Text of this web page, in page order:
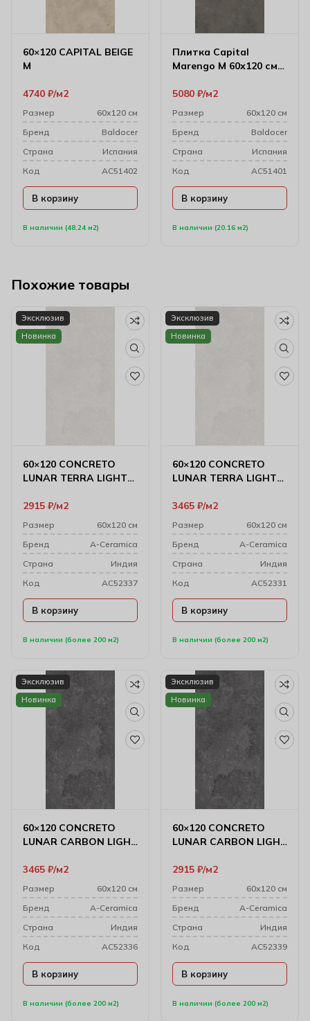
60×120 CAPITAL BEIGE
M
В наличии (48.24 м2)
4740 ₽ м2
Размер
60х120 см
Бренд
Baldocer
Cтрана
Испания
Код
AC51402
В корзину
Плитка Capital
Marengo M 60х120 см
В наличии (20.16 м2)
5080 ₽ м2
Размер
60х120 см
Бренд
Baldocer
Cтрана
Испания
Код
AC51401
В корзину
Похожие товары
Эксклюзив
Новинка
60×120 CONCRETO
LUNAR TERRA LIGHT
В наличии (более 200 м2)
2915 ₽ м2
Размер
60х120 см
Бренд
A-Ceramica
Cтрана
Индия
Код
AC52337
В корзину
Эксклюзив
Новинка
60×120 CONCRETO
LUNAR TERRA LIGHT
В наличии (более 200 м2)
3465 ₽ м2
Размер
60х120 см
Бренд
A-Ceramica
Cтрана
Индия
Код
AC52331
В корзину
Эксклюзив
Новинка
60×120 CONCRETO
LUNAR CARBON LIGHT
В наличии (более 200 м2)
3465 ₽ м2
Размер
60х120 см
Бренд
A-Ceramica
Cтрана
Индия
Код
AC52336
В корзину
Эксклюзив
Новинка
60×120 CONCRETO
LUNAR CARBON LIGHT
В наличии (более 200 м2)
2915 ₽ м2
Размер
60х120 см
Бренд
A-Ceramica
Cтрана
Индия
Код
AC52339
В корзину